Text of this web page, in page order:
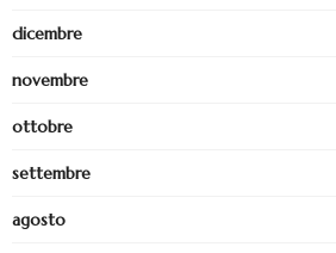
dicembre
novembre
ottobre
settembre
agosto